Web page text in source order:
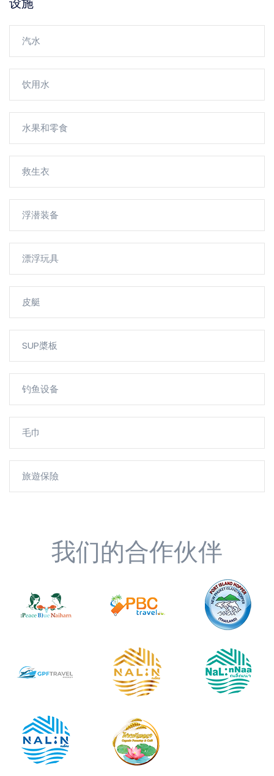
汽水
饮用水
水果和零食
救生衣
浮潜装备
漂浮玩具
皮艇
SUP槳板
钓鱼设备
毛巾
旅遊保險
我们的合作伙伴